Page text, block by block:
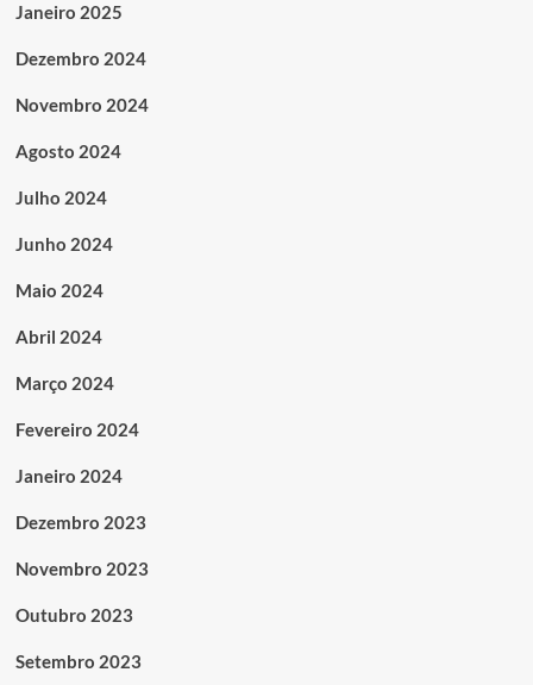
Janeiro 2025
Dezembro 2024
Novembro 2024
Agosto 2024
Julho 2024
Junho 2024
Maio 2024
Abril 2024
Março 2024
Fevereiro 2024
Janeiro 2024
Dezembro 2023
Novembro 2023
Outubro 2023
Setembro 2023